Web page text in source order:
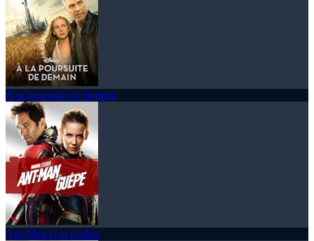
À la poursuite de demain
Ant-Man et la Guêpe